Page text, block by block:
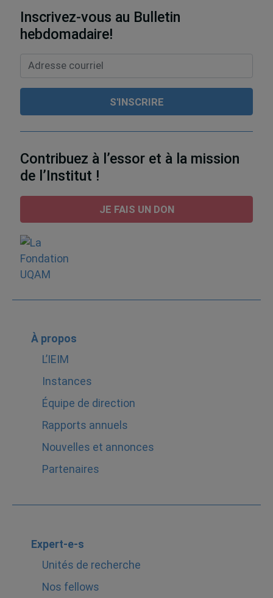
Inscrivez-vous au Bulletin
hebdomadaire!
Contribuez à l’essor et à la mission
de l’Institut !
JE FAIS UN DON
À propos
L’IEIM
Instances
Équipe de direction
Rapports annuels
Nouvelles et annonces
Partenaires
Expert-e-s
Unités de recherche
Nos fellows